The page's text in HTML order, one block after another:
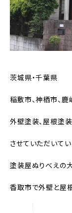
茨城県・千葉県
稲敷市、神栖市、
外壁塗装、屋根塗
させていただいてい
塗装屋ぬりべえの大
香取市で外壁と屋